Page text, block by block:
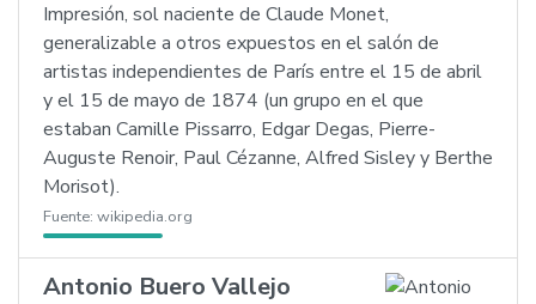
Impresión, sol naciente de Claude Monet,
generalizable a otros expuestos en el salón de
artistas independientes de París entre el 15 de abril
y el 15 de mayo de 1874 (un grupo en el que
estaban Camille Pissarro, Edgar Degas, Pierre-
Auguste Renoir, Paul Cézanne, Alfred Sisley y Berthe
Morisot).
Fuente: wikipedia.org
Antonio Buero Vallejo